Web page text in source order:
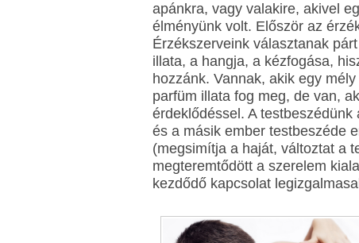
apánkra, vagy valakire, akivel
élményünk volt. Először az
Érzékszerveink választanak
illata, a hangja, a kézfogása,
hozzánk. Vannak, akik egy
parfüm illata fog meg, de van,
érdeklődéssel. A
és a másik ember testbeszéde
(megsimítja a haját, változtat a
megteremtődött a szerelem
kezdődő kapcsolat